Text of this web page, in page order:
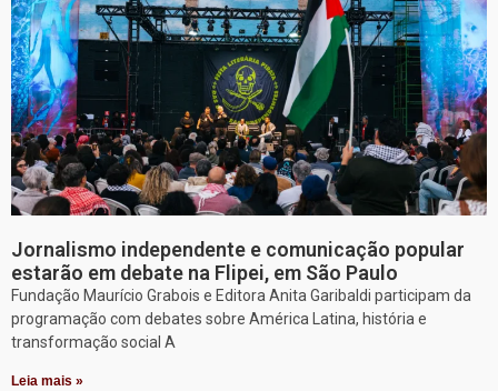
Jornalismo independente e comunicação popular
estarão em debate na Flipei, em São Paulo
Fundação Maurício Grabois e Editora Anita Garibaldi participam da
programação com debates sobre América Latina, história e
transformação social A
Leia mais »